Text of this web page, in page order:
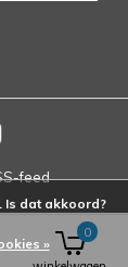
feed
0
Is dat akkoord?
»